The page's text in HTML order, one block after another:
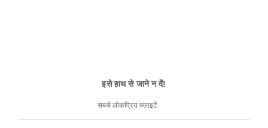
इसे हाथ से जाने न दें!
सबसे लोकप्रिय फ़्लाइटें